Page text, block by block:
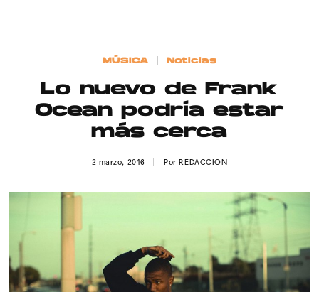
Contacto
© 2015-2022 UMOMAG. PROPIEDAD DE UMO agency. TODOS LOS
MÚSICA Noticias
Lo nuevo de Frank
Ocean podría estar
más cerca
2 marzo, 2016 PorREDACCION